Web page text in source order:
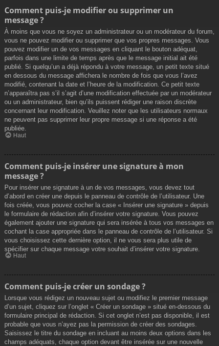
Comment puis-je modifier ou supprimer un
message ?
À moins que vous ne soyez un administrateur ou un modérateur du forum,
vous ne pouvez modifier ou supprimer que vos propres messages. Vous
pouvez modifier un de vos messages en cliquant le bouton adéquat,
parfois dans une limite de temps après que le message initial ait été
publié. Si quelqu’un a déjà répondu à votre message, un petit texte situé
en dessous du message affichera le nombre de fois que vous l’avez
modifié, contenant la date et l’heure de la modification. Ce petit texte
n’apparaîtra pas s’il s’agit d’une modification effectuée par un modérateur
ou un administrateur, bien qu’ils puissent rédiger une raison discrète
concernant leur modification. Veuillez noter que les utilisateurs normaux
ne peuvent pas supprimer leur propre message si une réponse a été
publiée.
Haut
Comment puis-je insérer une signature à mon
message ?
Pour insérer une signature à un de vos messages, vous devez tout
d’abord en créer une depuis le panneau de contrôle de l’utilisateur. Une
fois créée, vous pouvez cocher la case « Insérer une signature » depuis
le formulaire de rédaction afin d’insérer votre signature. Vous pouvez
également ajouter une signature qui sera insérée à tous vos messages en
cochant la case appropriée dans le panneau de contrôle de l’utilisateur. Si
vous choisissez cette dernière option, il ne vous sera plus utile de
spécifier sur chaque message votre souhait d’insérer votre signature.
Haut
Comment puis-je créer un sondage ?
Lorsque vous rédigez un nouveau sujet ou modifiez le premier message
d’un sujet, cliquez sur l’onglet « Créer un sondage » situé en-dessous du
formulaire principal de rédaction. Si cet onglet n’est pas disponible, il est
probable que vous n’ayez pas la permission de créer des sondages.
Saisissez le titre du sondage en incluant au moins deux options dans les
champs adéquats, chaque option devant être insérée sur une nouvelle